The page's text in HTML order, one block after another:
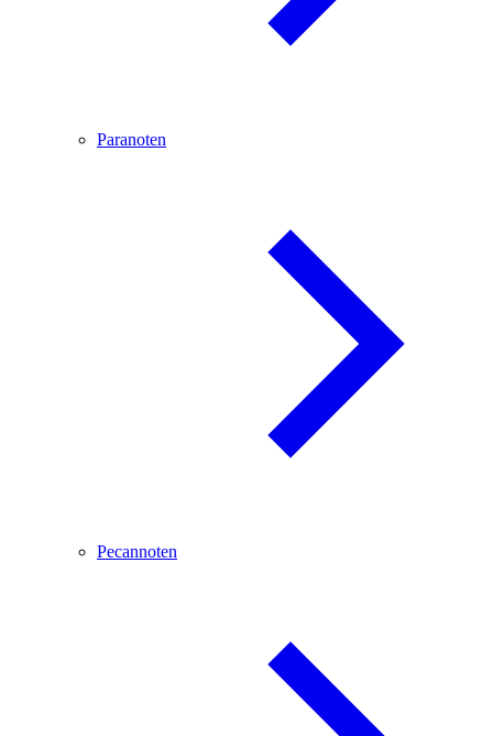
Paranoten
Pecannoten